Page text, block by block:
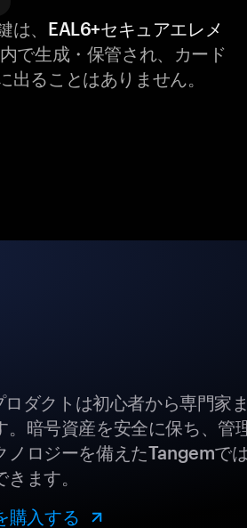
は、 EAL6+セキュアエレメ
内で生成・保管され、カード
出ることはありません。
ダクトは初心者から専門家
。暗号資産を安全に保ち、管
ノロジーを備えたTangemで
ます。
購入する